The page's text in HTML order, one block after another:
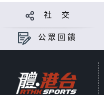
社 交
公眾回饋